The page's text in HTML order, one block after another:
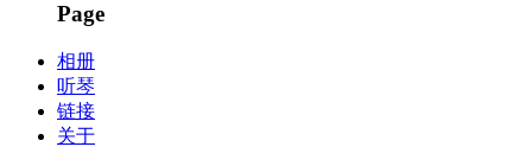
Page
相册
听琴
链接
关于